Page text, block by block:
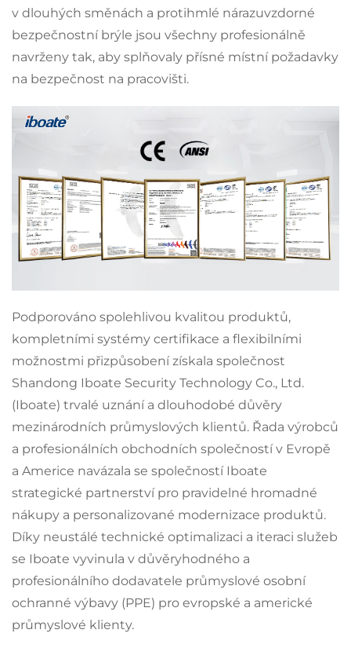
v dlouhých směnách a protihmlé nárazuvzdorné
bezpečnostní brýle jsou všechny profesionálně
navrženy tak, aby splňovaly přísné místní požadavky
na bezpečnost na pracovišti.
Podporováno spolehlivou kvalitou produktů,
kompletními systémy certifikace a flexibilními
možnostmi přizpůsobení získala společnost
Shandong Iboate Security Technology Co., Ltd.
(Iboate) trvalé uznání a dlouhodobé důvěry
mezinárodních průmyslových klientů. Řada výrobců
a profesionálních obchodních společností v Evropě
a Americe navázala se společností Iboate
strategické partnerství pro pravidelné hromadné
nákupy a personalizované modernizace produktů.
Díky neustálé technické optimalizaci a iteraci služeb
se Iboate vyvinula v důvěryhodného a
profesionálního dodavatele průmyslové osobní
ochranné výbavy (PPE) pro evropské a americké
průmyslové klienty.